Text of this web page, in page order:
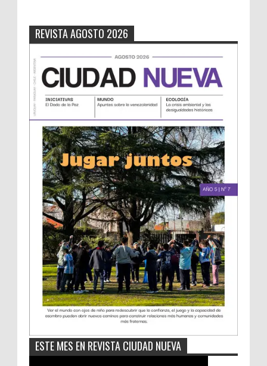
REVISTA AGOSTO 2026
ESTE MES EN REVISTA CIUDAD NUEVA